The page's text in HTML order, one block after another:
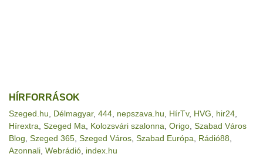
HÍRFORRÁSOK
Szeged.hu Délmagyar, 444 nepszava.hu HírTv, HVG hir24
Hírextra Szeged Ma Kolozsvári szalonna Origo Szabad Város
Blog Szeged 365 Szeged Város Szabad Európa Rádió88
Azonnali Webrádió index.hu